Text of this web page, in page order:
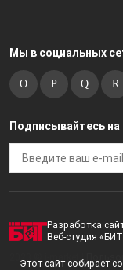
Мы в социальных
Подписывайтесь на
Разработка
Веб-студия
2023 © i-market |
Этот сайт собирает